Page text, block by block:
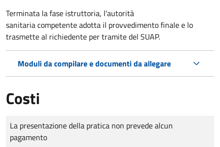
Terminata la fase istruttoria, l'autorità
sanitaria competente adotta il provvedimento finale e lo
trasmette al richiedente per tramite del SUAP.
Moduli da compilare e documenti da allegare
Costi
Tipo di pagamento
Importo
La presentazione della pratica non prevede alcun
pagamento